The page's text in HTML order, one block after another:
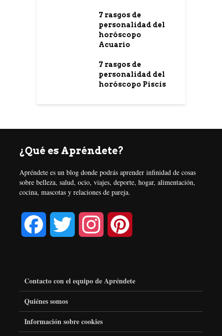
7 rasgos de
personalidad del
horóscopo
Acuario
7 rasgos de
personalidad del
horóscopo Piscis
¿Qué es Apréndete?
Apréndete es un blog donde podrás aprender infinidad de cosas
sobre belleza, salud, ocio, viajes, deporte, hogar, alimentación,
cocina, mascotas y relaciones de pareja.
e
b t
Contacto con el equipo de Apréndete
Quiénes somos
Información sobre cookies